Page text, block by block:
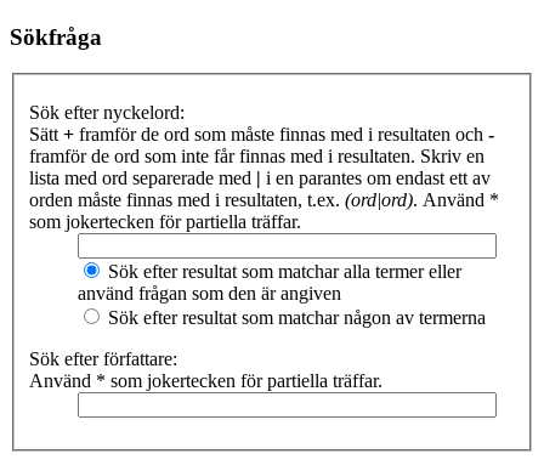
Sökfråga
Sök efter nyckelord:
Sätt + framför de ord som måste finnas med i resultaten och -
framför de ord som inte får finnas med i resultaten. Skriv en
lista med ord separerade med | i en parantes om endast ett av
orden måste finnas med i resultaten, t.ex. (ord|ord). Använd *
som jokertecken för partiella träffar.
Sök efter resultat som matchar alla termer eller
använd frågan som den är angiven
Sök efter resultat som matchar någon av termerna
Sök efter författare:
Använd * som jokertecken för partiella träffar.